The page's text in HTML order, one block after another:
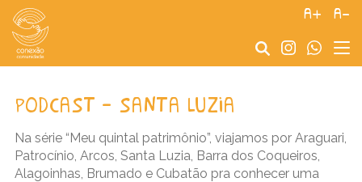
a+ a-
podcast – santa luzia
Na série “Meu quintal patrimônio”, viajamos por Araguari,
Patrocínio, Arcos, Santa Luzia, Barra dos Coqueiros,
Alagoinhas, Brumado e Cubatão pra conhecer uma